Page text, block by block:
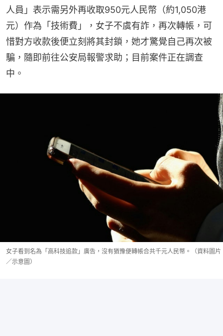
人員」表示需另外再收取950元人民幣（約1,050港
元）作為「技術費」，女子不虞有詐，再次轉帳，可
惜對方收款後便立刻將其封鎖，她才驚覺自己再次被
騙，隨即前往公安局報警求助；目前案件正在調查
中。
女子看到名為「高科技追款」廣告，沒有猶豫便轉帳合共千元人民幣。（資料圖片
／示意圖）